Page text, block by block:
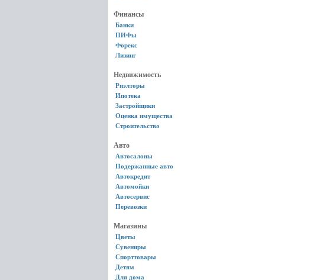
Финансы
Банки
ПИФы
Форекс
Лизинг
Недвижимость
Риэлторы
Ипотека
Застройщики
Оценка имущества
Строительство
Авто
Автосалоны
Подержанные авто
Автокредит
Автомойки
Автосервис
Перевозки
Магазины
Цветы
Сувениры
Спорттовары
Детям
Для дома